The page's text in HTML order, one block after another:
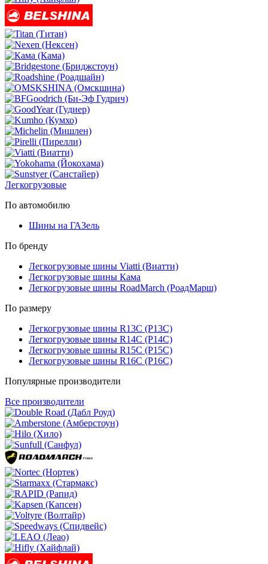
Легкогрузовые
По автомобилю
Шины на ГАЗель
По бренду
Легкогрузовые шины Viatti (Виатти)
Легкогрузовые шины Кама
Легкогрузовые шины RoadMarch (РоадМарш)
По размеру
Легкогрузовые шины R13C (Р13С)
Легкогрузовые шины R14C (Р14С)
Легкогрузовые шины R15C (Р15С)
Легкогрузовые шины R16C (Р16С)
Популярные производители
Все производители